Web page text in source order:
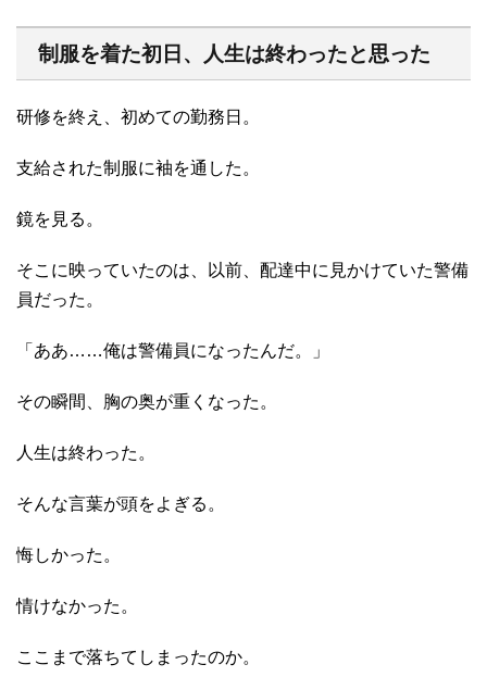
制服を着た初日、人生は終わったと思った
研修を終え、初めての勤務日。
支給された制服に袖を通した。
鏡を見る。
そこに映っていたのは、以前、配達中に見かけていた警備
員だった。
「ああ……俺は警備員になったんだ。」
その瞬間、胸の奥が重くなった。
人生は終わった。
そんな言葉が頭をよぎる。
悔しかった。
情けなかった。
ここまで落ちてしまったのか。